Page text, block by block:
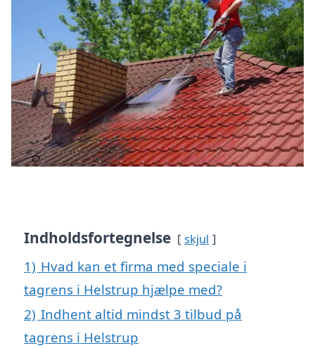
Indholdsfortegnelse skjul
1) Hvad kan et firma med speciale i
tagrens i Helstrup hjælpe med?
2) Indhent altid mindst 3 tilbud på
tagrens i Helstrup